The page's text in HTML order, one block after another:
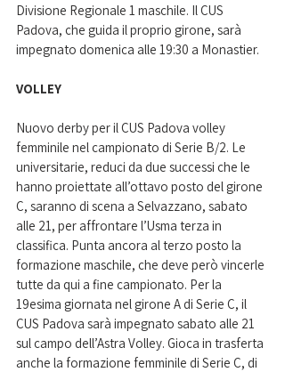
Divisione Regionale 1 maschile. Il CUS
Padova, che guida il proprio girone, sarà
impegnato domenica alle 19:30 a Monastier.
VOLLEY
Nuovo derby per il CUS Padova volley
femminile nel campionato di Serie B/2. Le
universitarie, reduci da due successi che le
hanno proiettate all’ottavo posto del girone
C, saranno di scena a Selvazzano, sabato
alle 21, per affrontare l’Usma terza in
classifica. Punta ancora al terzo posto la
formazione maschile, che deve però vincerle
tutte da qui a fine campionato. Per la
19esima giornata nel girone A di Serie C, il
CUS Padova sarà impegnato sabato alle 21
sul campo dell’Astra Volley. Gioca in trasferta
anche la formazione femminile di Serie C, di